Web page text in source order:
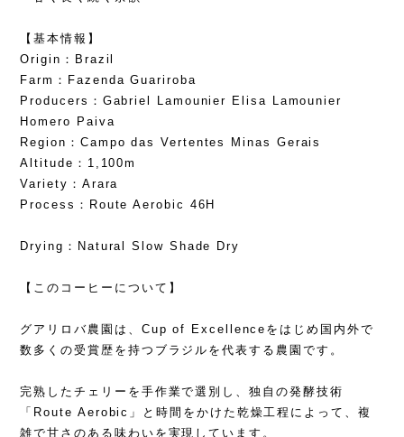
【基本情報】
Origin：Brazil
Farm：Fazenda Guariroba
Producers：Gabriel Lamounier Elisa Lamounier
Homero Paiva
Region：Campo das Vertentes Minas Gerais
Altitude：1,100m
Variety：Arara
Process：Route Aerobic 46H
Drying：Natural Slow Shade Dry
【このコーヒーについて】
グアリロバ農園は、Cup of Excellenceをはじめ国内外で
数多くの受賞歴を持つブラジルを代表する農園です。
完熟したチェリーを手作業で選別し、独自の発酵技術
「Route Aerobic」と時間をかけた乾燥工程によって、複
雑で甘さのある味わいを実現しています。